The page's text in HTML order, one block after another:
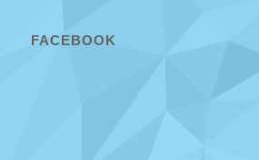
FACEBOOK